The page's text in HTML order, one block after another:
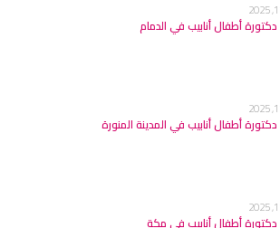
أطفال أنابيب في الدمام
أطفال أنابيب في المدينة المنورة
أطفال أنابيب في مكة